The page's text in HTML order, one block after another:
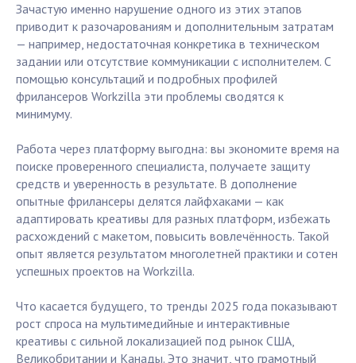
Зачастую именно нарушение одного из этих этапов
приводит к разочарованиям и дополнительным затратам
— например, недостаточная конкретика в техническом
задании или отсутствие коммуникации с исполнителем. С
помощью консультаций и подробных профилей
фрилансеров Workzilla эти проблемы сводятся к
минимуму.
Работа через платформу выгодна: вы экономите время на
поиске проверенного специалиста, получаете защиту
средств и уверенность в результате. В дополнение
опытные фрилансеры делятся лайфхаками — как
адаптировать креативы для разных платформ, избежать
расхождений с макетом, повысить вовлечённость. Такой
опыт является результатом многолетней практики и сотен
успешных проектов на Workzilla.
Что касается будущего, то тренды 2025 года показывают
рост спроса на мультимедийные и интерактивные
креативы с сильной локализацией под рынок США,
Великобритании и Канады. Это значит, что грамотный